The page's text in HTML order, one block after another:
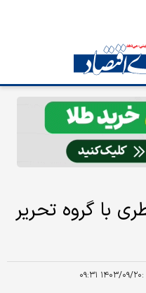
با گروه تحریر
:۱۴۰۳/۰۹/۲۰ ۰۹:۳۱